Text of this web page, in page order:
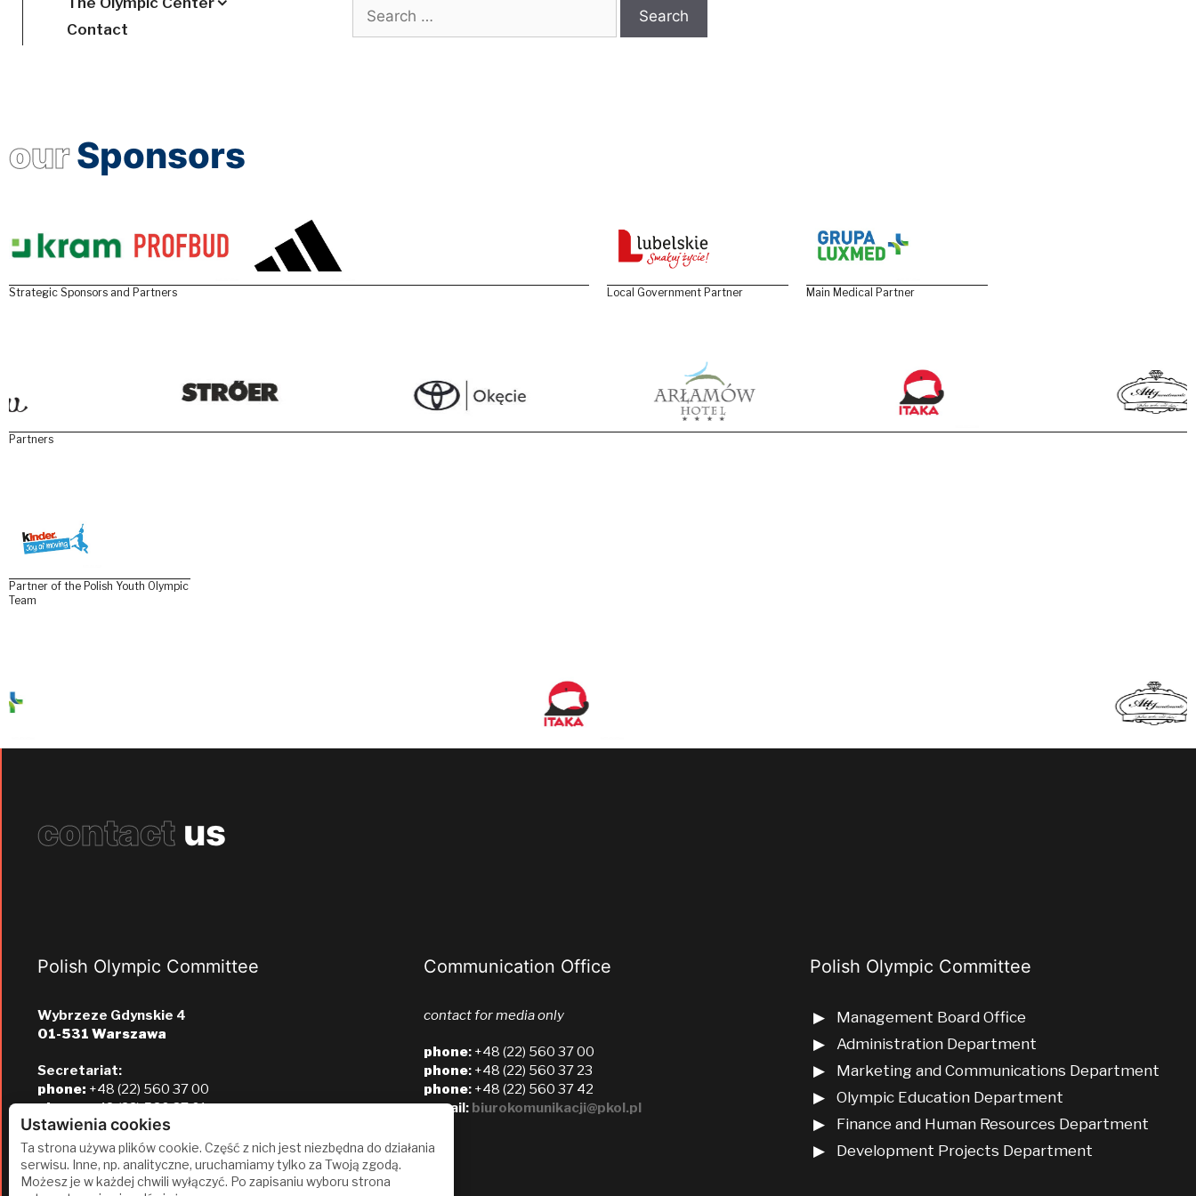
Contact
ourSponsors
Strategic Sponsors and Partners Local Government Partner Main Medical Partner
Partners
Partner of the Polish Youth Olympic
Team
contact us
Polish Olympic Committee
Wybrzeze Gdynskie 4
01-531 Warszawa
Secretariat:
phone: +48 (22) 560 37 00
phone:+48 (22) 560 37 01
e-mail:pkol@pkol.pl
Communication Office
contact for media only
phone:+48 (22) 560 37 00
phone:+48 (22) 560 37 23
phone:+48 (22) 560 37 42
e-mail: biurokomunikacji@pkol.pl
Polish Olympic Committee
Management Board Office
Administration Department
Marketing and Communications Department
Olympic Education Department
Finance and Human Resources Department
Development Projects Department
Ustawienia cookies
Ta strona używa plików cookie. Część z nich jest niezbędna do działania
serwisu. Inne, np. analityczne, uruchamiamy tylko za Twoją zgodą.
Możesz je w każdej chwili wyłączyć. Po zapisaniu wyboru strona